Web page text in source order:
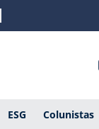
ESG Colunistas